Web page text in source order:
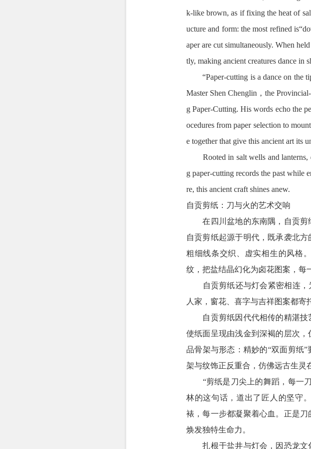
k-like brown, as if fixing the heat of
ucture and form: the most refined
aper are cut simultaneously. When
tly, making ancient creatures dance in
“Paper-cutting is a dance on the tip
Master Shen Chenglin，the
g Paper-Cutting. His words echo the
ocedures from paper selection to
e together that give this ancient art its
Rooted in salt wells and lanterns,
g paper-cutting records the past while
re, this ancient craft shines anew.
自贡剪纸：刀与火的艺术交响
在四川盆地的东南隅，自贡剪
自贡剪纸起源于明代，既承袭北
粗细线条交织、虚实相生的风格
纹，把盐结晶幻化为卤花图案，每
自贡剪纸还与灯会紧密相连，
人家，窗花、喜字与吉祥图案都寄
自贡剪纸因代代相传的精湛技
使纸面呈现由浅金到深褐的层次
品骨架与形态：精妙的“双面剪纸
架与纹饰正反重合，仿佛远古生灵
“剪纸是刀尖上的舞蹈，每一刀
林的这句话，道出了匠人的坚守
裱，每一步都凝聚着心血。正是
焕发独特生命力。
扎根于盐井与灯会，因恐龙文